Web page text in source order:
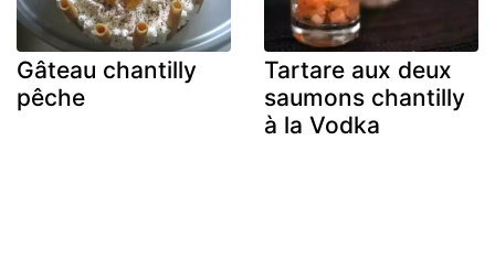
Gâteau chantilly
pêche
Tartare aux deux
saumons chantilly
à la Vodka